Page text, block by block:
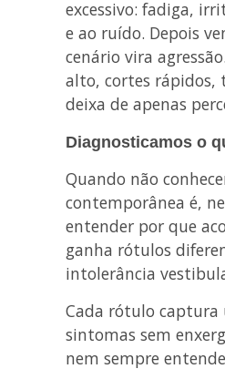
excessivo: fadiga,
e ao ruído. Depois
cenário vira
alto, cortes rápidos,
deixa de apenas
Diagnosticamos o
Quando não
contemporânea é,
entender por que
ganha rótulos
intolerância
Cada rótulo captura
sintomas sem
nem sempre